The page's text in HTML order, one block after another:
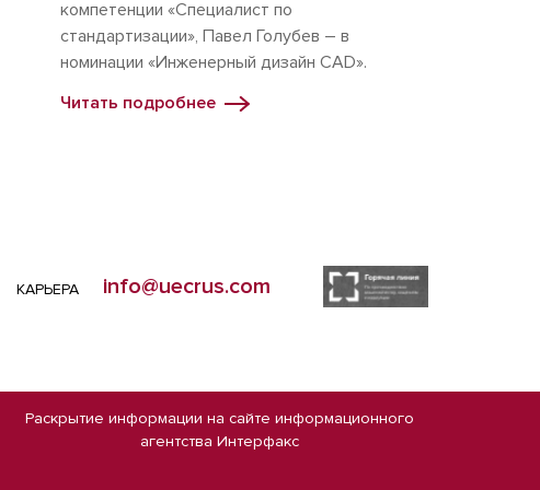
компетенции «Специалист по
стандартизации», Павел Голубев – в
номинации «Инженерный дизайн CAD».
Читать подробнее
КАРЬЕРА info@uecrus.com
Раскрытие информации на сайте информационного
агентства Интерфакс